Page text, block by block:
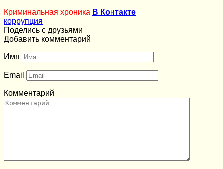
Криминальная хроника В Контакте
коррупция
Поделись с друзьями
Добавить комментарий
Имя
Email
Комментарий